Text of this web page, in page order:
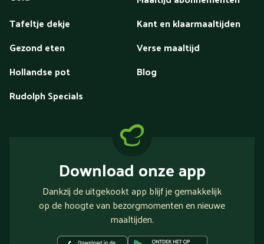
Tafeltje dekje
Kant en klaarmaaltijden
Gezond eten
Verse maaltijd
Hollandse pot
Blog
Rudolph Specials
Download onze app
Dankzij de uitgekookt app blijf je gemakkelijk
op de hoogte van bezorgmomenten en nieuwe
maaltijden.